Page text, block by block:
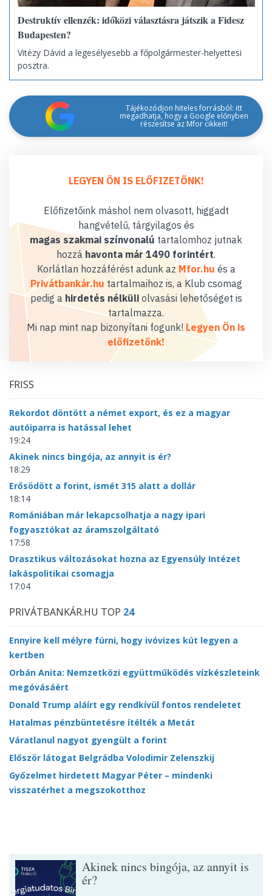
Destruktív ellenzék: időközi választásra játszik a Fidesz
Budapesten?
Vitézy Dávid a legesélyesebb a főpolgármester-helyettesi
posztra.
Tájékozódjon hiteles forrásból: itt
megadhatja, hogy a Google előnyben
részesítse az Mfor cikkeit!
LEGYEN ÖN IS ELŐFIZETŐNK!
Előfizetőink máshol nem olvasott, higgadt
hangvételű, tárgyilagos és
magas szakmai színvonalú tartalomhoz jutnak
hozzáhavonta már 1490 forintért.
Korlátlan hozzáférést adunk az Mfor.hu és a
Privátbankár.hu tartalmaihoz is, a Klub csomag
pedig a hirdetés nélküliolvasási lehetőséget is
tartalmazza.
Mi nap mint nap bizonyítani fogunk! Legyen Ön is
előfizetőnk!
FRISS
Rekordot döntött a német export, és ez a magyar
autóiparra is hatással lehet
19:24
Akinek nincs bingója, az annyit is ér?
18:29
Erősödött a forint, ismét 315 alatt a dollár
18:14
Romániában már lekapcsolhatja a nagy ipari
fogyasztókat az áramszolgáltató
17:58
Drasztikus változásokat hozna az Egyensúly Intézet
lakáspolitikai csomagja
17:04
PRIVÁTBANKÁR.HU TOP 24
Ennyire kell mélyre fúrni, hogy ivóvizes kút legyen a
kertben
Orbán Anita: Nemzetközi együttműködés vízkészleteink
megóvásáért
Donald Trump aláírt egy rendkívül fontos rendeletet
Hatalmas pénzbüntetésre ítélték a Metát
Váratlanul nagyot gyengült a forint
Először látogat Belgrádba Volodimir Zelenszkij
Győzelmet hirdetett Magyar Péter – mindenki
visszatérhet a megszokotthoz
Akinek nincs bingója, az annyit is
ér?